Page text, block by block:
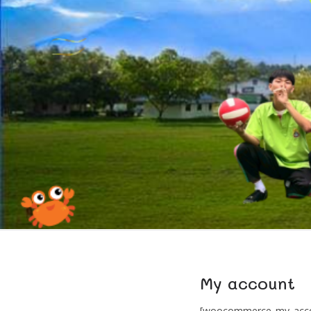
My account